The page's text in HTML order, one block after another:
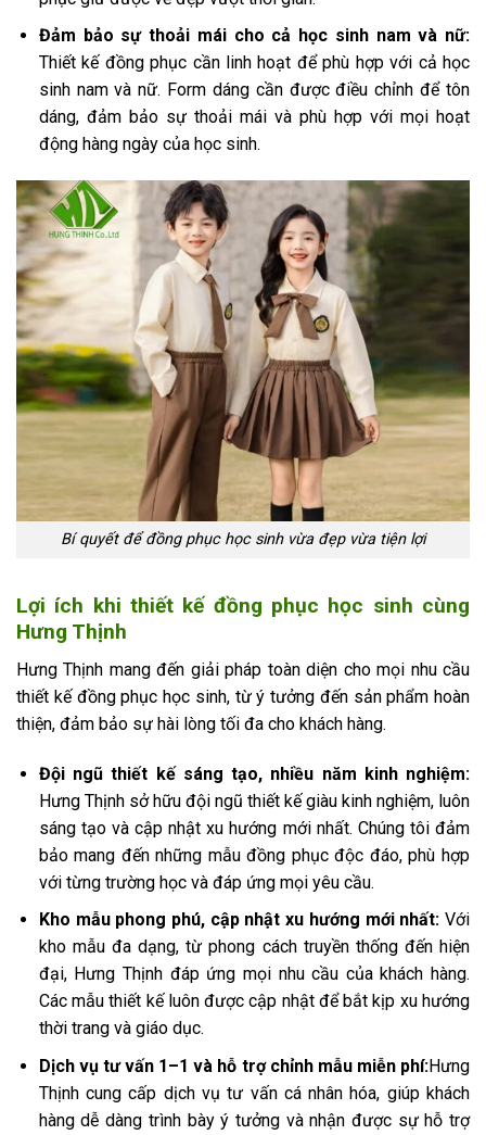
Đảm bảo sự thoải mái cho cả học sinh nam và nữ:
Thiết kế đồng phục cần linh hoạt để phù hợp với cả học
sinh nam và nữ. Form dáng cần được điều chỉnh để tôn
dáng, đảm bảo sự thoải mái và phù hợp với mọi hoạt
động hàng ngày của học sinh.
Bí quyết để đồng phục học sinh vừa đẹp vừa tiện lợi
Lợi ích khi thiết kế đồng phục học sinh cùng
Hưng Thịnh
Hưng Thịnh mang đến giải pháp toàn diện cho mọi nhu cầu
thiết kế đồng phục học sinh, từ ý tưởng đến sản phẩm hoàn
thiện, đảm bảo sự hài lòng tối đa cho khách hàng.
Đội ngũ thiết kế sáng tạo, nhiều năm kinh nghiệm:
Hưng Thịnh sở hữu đội ngũ thiết kế giàu kinh nghiệm, luôn
sáng tạo và cập nhật xu hướng mới nhất. Chúng tôi đảm
bảo mang đến những mẫu đồng phục độc đáo, phù hợp
với từng trường học và đáp ứng mọi yêu cầu.
Kho mẫu phong phú, cập nhật xu hướng mới nhất: Với
kho mẫu đa dạng, từ phong cách truyền thống đến hiện
đại, Hưng Thịnh đáp ứng mọi nhu cầu của khách hàng.
Các mẫu thiết kế luôn được cập nhật để bắt kịp xu hướng
thời trang và giáo dục.
Dịch vụ tư vấn 1–1 và hỗ trợ chỉnh mẫu miễn phí:Hưng
Thịnh cung cấp dịch vụ tư vấn cá nhân hóa, giúp khách
hàng dễ dàng trình bày ý tưởng và nhận được sự hỗ trợ